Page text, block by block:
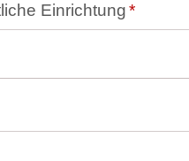
Einrichtung*